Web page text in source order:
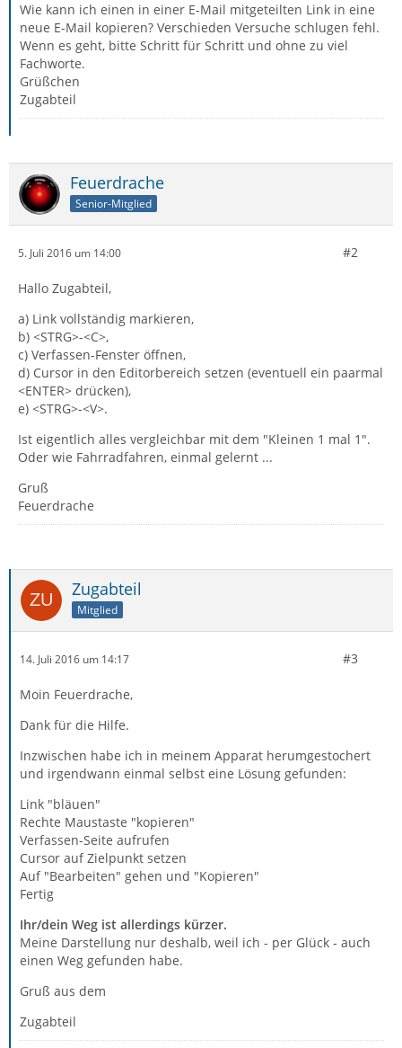
Wie kann ich einen in einer E-Mail mitgeteilten Link in eine
neue E-Mail kopieren? Verschieden Versuche schlugen fehl.
Wenn es geht, bitte Schritt für Schritt und ohne zu viel
Fachworte.
Grüßchen
Zugabteil
Feuerdrache
Senior-Mitglied
5. Juli 2016 um 14:00 #2
Hallo Zugabteil,
a) Link vollständig markieren,
b) <STRG>-<C>,
c) Verfassen-Fenster öffnen,
d) Cursor in den Editorbereich setzen (eventuell ein paarmal
<ENTER> drücken),
e) <STRG>-<V>.
Ist eigentlich alles vergleichbar mit dem "Kleinen 1 mal 1".
Oder wie Fahrradfahren, einmal gelernt ...
Gruß
Feuerdrache
Zugabteil
Mitglied
14. Juli 2016 um 14:17 #3
Moin Feuerdrache,
Dank für die Hilfe.
Inzwischen habe ich in meinem Apparat herumgestochert
und irgendwann einmal selbst eine Lösung gefunden:
Link "bläuen"
Rechte Maustaste "kopieren"
Verfassen-Seite aufrufen
Cursor auf Zielpunkt setzen
Auf "Bearbeiten" gehen und "Kopieren"
Fertig
Ihr/dein Weg ist allerdings kürzer.
Meine Darstellung nur deshalb, weil ich - per Glück - auch
einen Weg gefunden habe.
Gruß aus dem
Zugabteil